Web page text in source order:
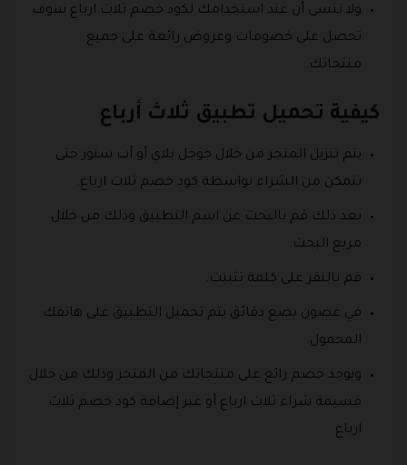
ولا تنسى أن عند استخدامك لكود خصم ثلاث ارباع سوف
تحصل على خصومات وعروض رائعة على جميع
منتجاتك.
كيفية تحميل تطبيق ثلاث أرباع
يتم تنزيل المتجر من خلال جوجل بلاي أو آب ستور حتى
تتمكن من الشراء بواسطة كود خصم ثلاث ارباع.
بعد ذلك قم بالبحث عن اسم التطبيق وذلك من خلال
مربع البحث.
قم بالنقر على كلمة تثبيت.
في غضون بضع دقائق يتم تحميل التطبيق على هاتفك
المحمول.
ويوجد خصم رائع على منتجاتك من المتجر وذلك من خلال
قسيمة شراء ثلاث ارباع أو عبر إضافة كود خصم ثلاث
ارباع.